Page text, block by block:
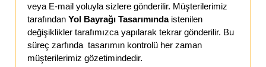
veya E-mail yoluyla sizlere gönderilir. Müşterilerimiz
tarafından Yol Bayrağı Tasarımında istenilen
değişiklikler tarafımızca yapılarak tekrar gönderilir. Bu
süreç zarfında tasarımın kontrolü her zaman
müşterilerimiz gözetimindedir.